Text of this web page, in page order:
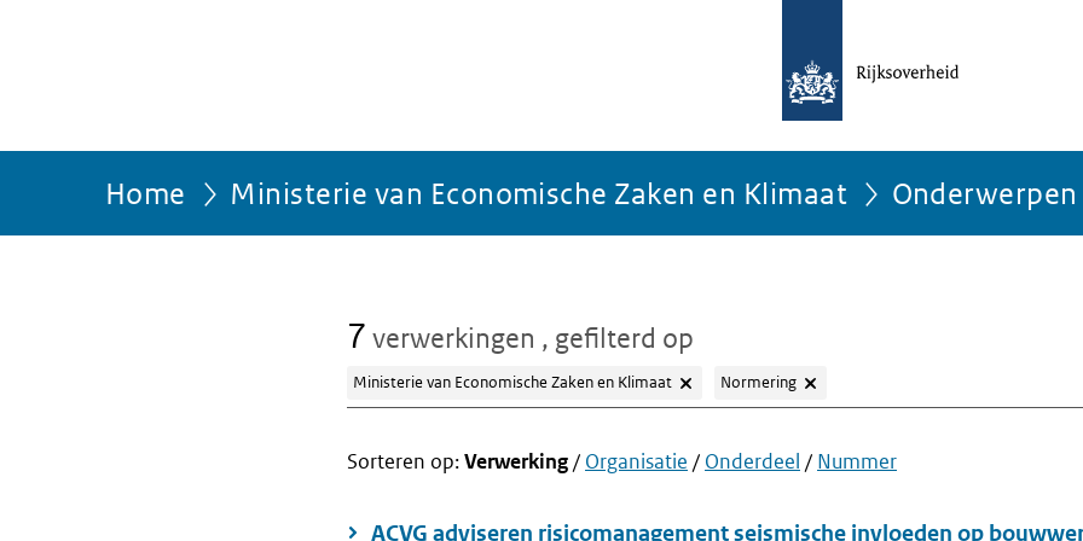
Home Ministerie van Economische Zaken en Klimaat Onderwerpen
7 verwerkingen , gefilterd op
Ministerie van Economische Zaken en Klimaat Normering
Sorteren op:Verwerking/ Organisatie / Onderdeel / Nummer
ACVG adviseren risicomanagement seismische invloeden op